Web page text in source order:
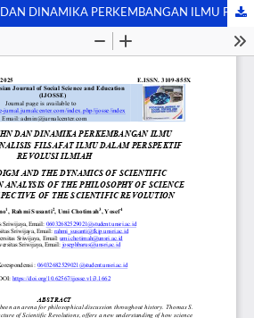
PARADIGMA KUHN DAN DINAMIKA PERKEMBANGAN ILMU PENGETAHUAN: ANALISIS FILSAFAT ILMU DALAM PERSPEKTIF REVOLUSI ILMIAH